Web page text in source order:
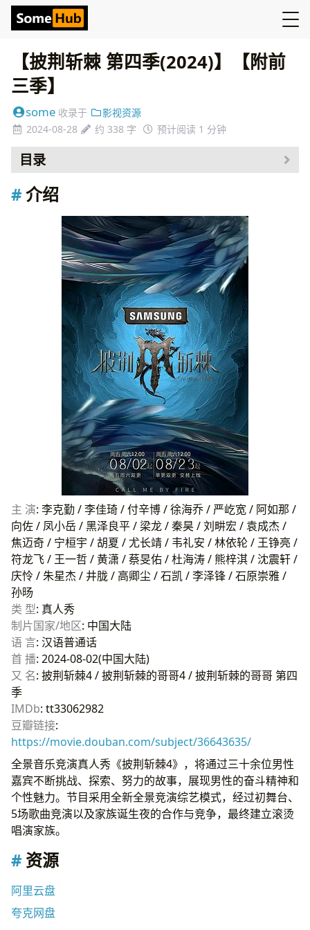
【披荆斩棘 第四季(2024)】【附前
三季】
some 收录于
影视资源
2024-08-28
约 338 字 预计阅读 1 分钟
目录
介绍
资源
介绍
主 演: 李克勤 / 李佳琦 / 付辛博 / 徐海乔 / 严屹宽 / 阿如那 /
向佐 / 凤小岳 / 黑泽良平 / 梁龙 / 秦昊 / 刘畊宏 / 袁成杰 /
焦迈奇 / 宁桓宇 / 胡夏 / 尤长靖 / 韦礼安 / 林依轮 / 王铮亮 /
符龙飞 / 王一哲 / 黄潇 / 蔡旻佑 / 杜海涛 / 熊梓淇 / 沈震轩 /
庆怜 / 朱星杰 / 井胧 / 高卿尘 / 石凯 / 李泽锋 / 石原崇雅 /
孙旸
类 型: 真人秀
制片国家/地区: 中国大陆
语 言: 汉语普通话
首 播: 2024-08-02(中国大陆)
又 名: 披荆斩棘4 / 披荆斩棘的哥哥4 / 披荆斩棘的哥哥 第四
季
IMDb: tt33062982
豆瓣链接:
https://movie.douban.com/subject/36643635/
全景音乐竞演真人秀《披荆斩棘4》，将通过三十余位男性
嘉宾不断挑战、探索、努力的故事，展现男性的奋斗精神和
个性魅力。节目采用全新全景竞演综艺模式，经过初舞台、
5场歌曲竞演以及家族诞生夜的合作与竞争，最终建立滚烫
唱演家族。
资源
阿里云盘
夸克网盘